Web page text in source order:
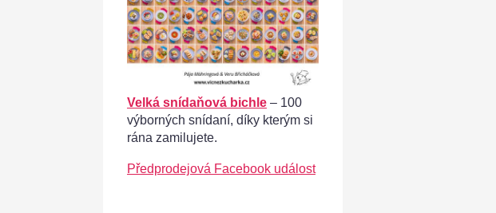
Velká snídaňová bichle – 100
výborných snídaní, díky kterým si
rána zamilujete.
Předprodejová Facebook událost